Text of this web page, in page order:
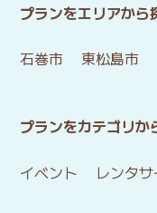
プランをエリアから
石巻市 東松島市
プランをカテゴリか
イベント レンタ